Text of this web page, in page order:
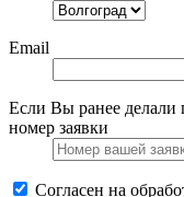
Email
Если Вы ранее делали
номер заявки
Согласен на